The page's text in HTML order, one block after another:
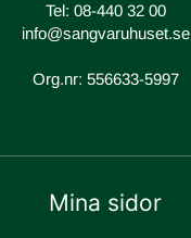
Tel: 08-440 32 00
info@sangvaruhuset.se
Org.nr: 556633-5997
Mina sidor